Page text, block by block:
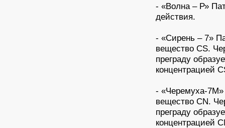
- «Волна – Р»
действия.
- «Сирень – 7»
вещество CS.
преграду
концентрацией
- «Черемуха-
вещество CN.
преграду
концентрацией